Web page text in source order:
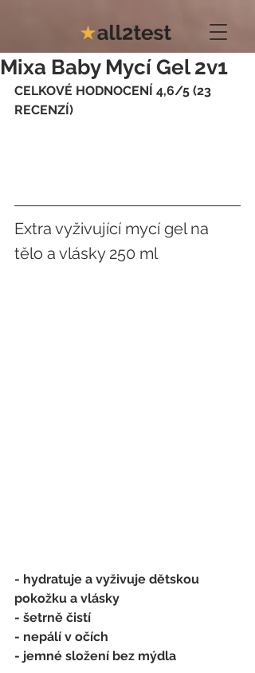
Mixa Baby Mycí Gel 2v1
CELKOVÉ HODNOCENÍ 4,6/5 (23
RECENZÍ)
Extra vyživující mycí gel na
tělo a vlásky 250 ml
- hydratuje a vyživuje dětskou
pokožku a vlásky
- šetrně čistí
- nepálí v očích
- jemné složení bez mýdla